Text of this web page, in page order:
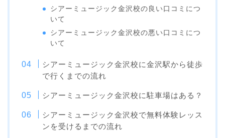
シアーミュージック金沢校の良い口コミにつ
いて
シアーミュージック金沢校の悪い口コミにつ
いて
シアーミュージック金沢校に金沢駅から徒歩
で行くまでの流れ
シアーミュージック金沢校に駐車場はある？
シアーミュージック金沢校で無料体験レッス
ンを受けるまでの流れ